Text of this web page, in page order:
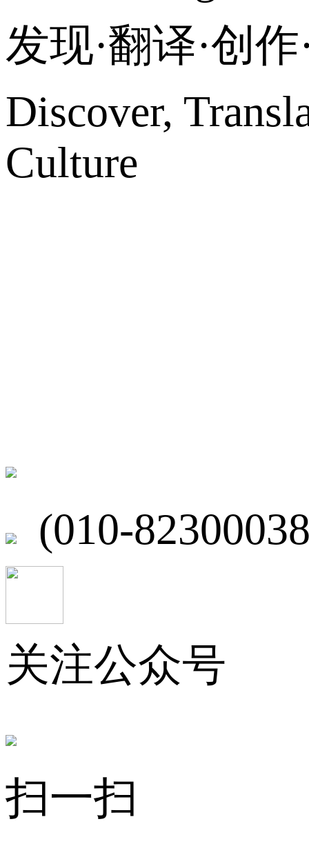
发现·翻译·创
Discover,
Culture
(010-
关注公众号
扫一扫